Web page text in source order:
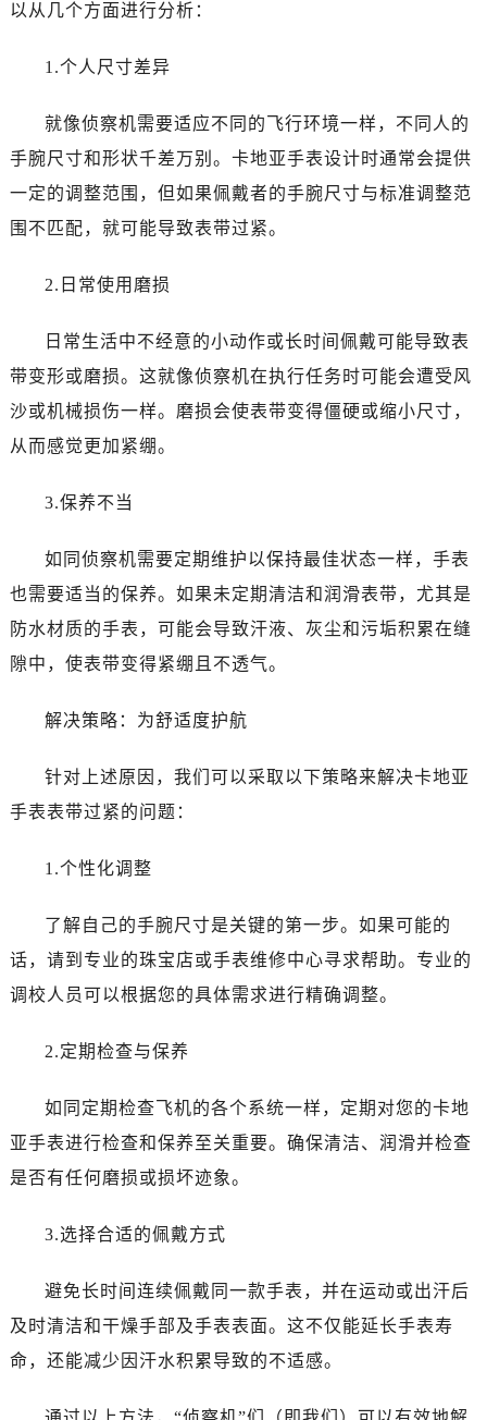
以从几个方面进行分析：
1.个人尺寸差异
就像侦察机需要适应不同的飞行环境一样，不同人的
手腕尺寸和形状千差万别。卡地亚手表设计时通常会提供
一定的调整范围，但如果佩戴者的手腕尺寸与标准调整范
围不匹配，就可能导致表带过紧。
2.日常使用磨损
日常生活中不经意的小动作或长时间佩戴可能导致表
带变形或磨损。这就像侦察机在执行任务时可能会遭受风
沙或机械损伤一样。磨损会使表带变得僵硬或缩小尺寸，
从而感觉更加紧绷。
3.保养不当
如同侦察机需要定期维护以保持最佳状态一样，手表
也需要适当的保养。如果未定期清洁和润滑表带，尤其是
防水材质的手表，可能会导致汗液、灰尘和污垢积累在缝
隙中，使表带变得紧绷且不透气。
解决策略：为舒适度护航
针对上述原因，我们可以采取以下策略来解决卡地亚
手表表带过紧的问题：
1.个性化调整
了解自己的手腕尺寸是关键的第一步。如果可能的
话，请到专业的珠宝店或手表维修中心寻求帮助。专业的
调校人员可以根据您的具体需求进行精确调整。
2.定期检查与保养
如同定期检查飞机的各个系统一样，定期对您的卡地
亚手表进行检查和保养至关重要。确保清洁、润滑并检查
是否有任何磨损或损坏迹象。
3.选择合适的佩戴方式
避免长时间连续佩戴同一款手表，并在运动或出汗后
及时清洁和干燥手部及手表表面。这不仅能延长手表寿
命，还能减少因汗水积累导致的不适感。